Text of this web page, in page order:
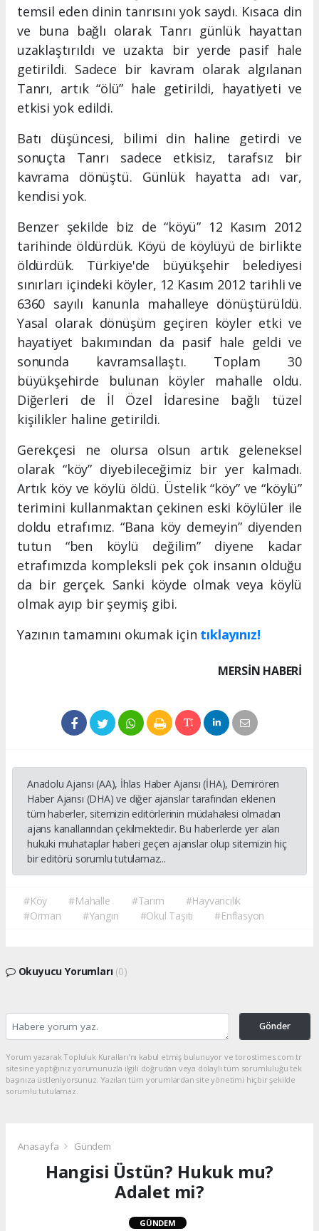
temsil eden dinin tanrısını yok saydı. Kısaca din
ve buna bağlı olarak Tanrı günlük hayattan
uzaklaştırıldı ve uzakta bir yerde pasif hale
getirildi. Sadece bir kavram olarak algılanan
Tanrı, artık “ölü” hale getirildi, hayatiyeti ve
etkisi yok edildi.
Batı düşüncesi, bilimi din haline getirdi ve
sonuçta Tanrı sadece etkisiz, tarafsız bir
kavrama dönüştü. Günlük hayatta adı var,
kendisi yok.
Benzer şekilde biz de “köyü” 12 Kasım 2012
tarihinde öldürdük. Köyü de köylüyü de birlikte
öldürdük. Türkiye'de büyükşehir belediyesi
sınırları içindeki köyler, 12 Kasım 2012 tarihli ve
6360 sayılı kanunla mahalleye dönüştürüldü.
Yasal olarak dönüşüm geçiren köyler etki ve
hayatiyet bakımından da pasif hale geldi ve
sonunda kavramsallaştı. Toplam 30
büyükşehirde bulunan köyler mahalle oldu.
Diğerleri de İl Özel İdaresine bağlı tüzel
kişilikler haline getirildi.
Gerekçesi ne olursa olsun artık geleneksel
olarak “köy” diyebileceğimiz bir yer kalmadı.
Artık köy ve köylü öldü. Üstelik “köy” ve “köylü”
terimini kullanmaktan çekinen eski köylüler ile
doldu etrafımız. “Bana köy demeyin” diyenden
tutun “ben köylü değilim” diyene kadar
etrafımızda kompleksli pek çok insanın olduğu
da bir gerçek. Sanki köyde olmak veya köylü
olmak ayıp bir şeymiş gibi.
Yazının tamamını okumak için tıklayınız!
MERSIN HABERİ
Anadolu Ajansı (AA), İhlas Haber Ajansı (İHA), Demirören
Haber Ajansı (DHA) ve diğer ajanslar tarafından eklenen
tüm haberler, sitemizin editörlerinin müdahalesi olmadan
ajans kanallarından çekilmektedir. Bu haberlerde yer alan
hukuki muhataplar haberi geçen ajanslar olup sitemizin hiç
bir editörü sorumlu tutulamaz...
#Köy #Mahalle #Tarım
#Hayvancılık
#Orman
#Yangın #Okul Taşıtı #Enflasyon
Okuyucu Yorumları (0)
Gönder
Yorum yazarak Topluluk Kuralları’nı kabul etmiş bulunuyor ve torostimes.com.tr
sitesine yaptığınız yorumunuzla ilgili doğrudan veya dolaylı tüm sorumluluğu tek
başınıza üstleniyorsunuz. Yazılan tüm yorumlardan site yönetimi hiçbir şekilde
sorumlu tutulamaz.
Anasayfa Gündem
Hangisi Üstün? Hukuk mu?
Adalet mi?
GÜNDEM